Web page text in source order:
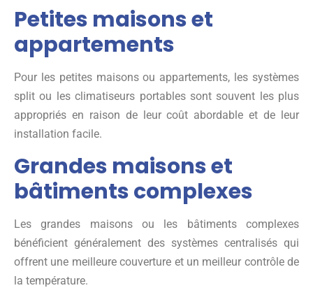
Petites maisons et
appartements
Pour les petites maisons ou appartements, les systèmes
split ou les climatiseurs portables sont souvent les plus
appropriés en raison de leur coût abordable et de leur
installation facile.
Grandes maisons et
bâtiments complexes
Les grandes maisons ou les bâtiments complexes
bénéficient généralement des systèmes centralisés qui
offrent une meilleure couverture et un meilleur contrôle de
la température.